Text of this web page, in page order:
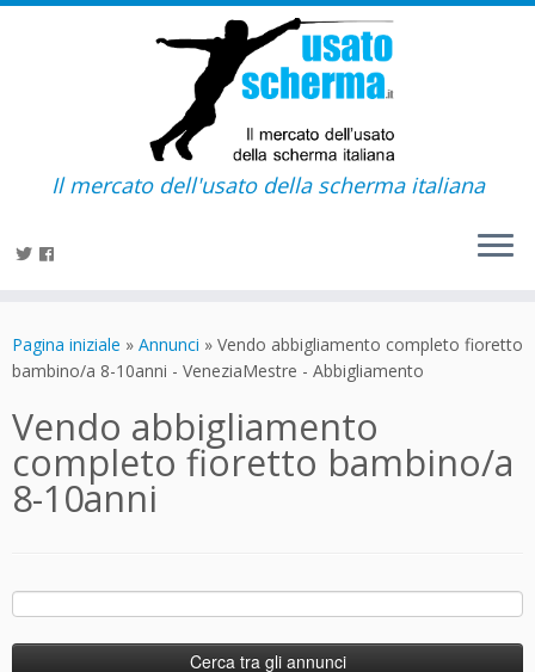
contenuto
Il mercato dell'usato della scherma italiana
Pagina iniziale » Annunci » Vendo abbigliamento completo fioretto
bambino/a 8-10anni - VeneziaMestre - Abbigliamento
Vendo abbigliamento
completo fioretto bambino/a
8-10anni
Ricerca